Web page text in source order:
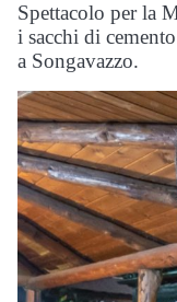
Spettacolo per la
i sacchi di
a Songavazzo.